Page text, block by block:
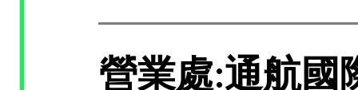
營業處:通航國